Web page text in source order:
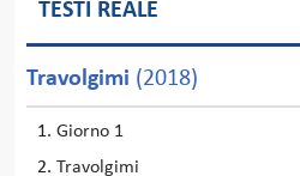
TESTI REALE
Travolgimi (2018)
Giorno 1
Travolgimi